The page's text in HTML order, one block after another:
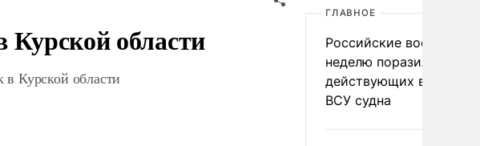
области
Курской области
ГЛАВНОЕ
Российские военные за
неделю поразили 34
действующих в
ВСУ судна